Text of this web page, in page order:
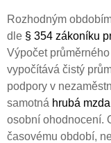
Rozhodným
dle § 354 zákoníku
Výpočet
vypočítává čistý
podpory v
samotná hrubá mzda
osobní ohodnocení.
časovému období,